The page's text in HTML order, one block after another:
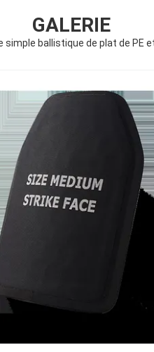
GALERIE
simple ballistique de plat de PE